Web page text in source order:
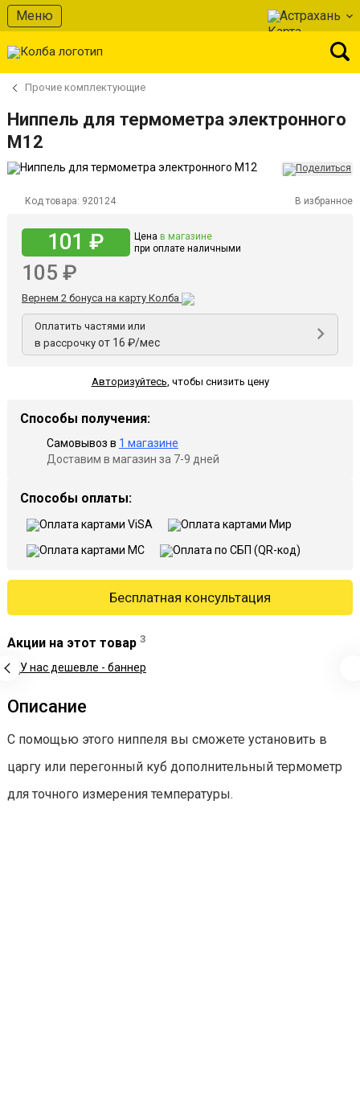
Меню Астрахань
Прочие комплектующие
Ниппель для термометра электронного
М12
Код товара: 920124 В избранное
101 ₽ Цена в магазине
при оплате наличными
105 ₽
Вернем 2 бонуса на карту Колба
Оплатить частями или
в рассрочку от 16 ₽/мес
Авторизуйтесь, чтобы снизить цену
Способы получения:
Самовывоз в 1 магазине
Доставим в магазин за 7-9 дней
Способы оплаты:
Бесплатная консультация
Акции на этот товар 3
Описание
С помощью этого ниппеля вы сможете установить в
царгу или перегонный куб дополнительный термометр
для точного измерения температуры.